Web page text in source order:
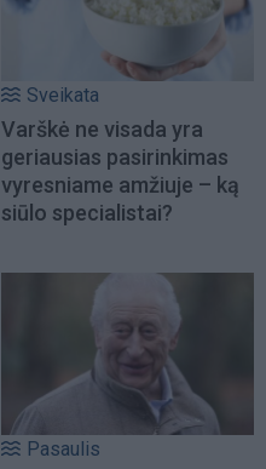
Sveikata
Varškė ne visada yra
geriausias pasirinkimas
vyresniame amžiuje – ką
siūlo specialistai?
Pasaulis